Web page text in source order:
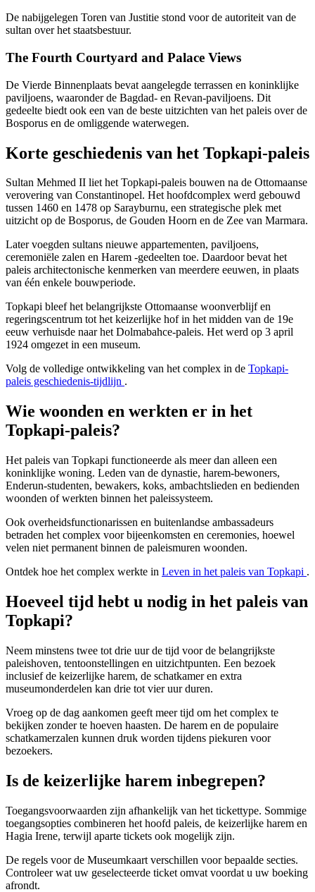
De nabijgelegen Toren van Justitie stond voor de autoriteit van de
sultan over het staatsbestuur.
The Fourth Courtyard and Palace Views
De Vierde Binnenplaats bevat aangelegde terrassen en koninklijke
paviljoens, waaronder de Bagdad- en Revan-paviljoens. Dit
gedeelte biedt ook een van de beste uitzichten van het paleis over de
Bosporus en de omliggende waterwegen.
Korte geschiedenis van het Topkapi-paleis
Sultan Mehmed II liet het Topkapi-paleis bouwen na de Ottomaanse
verovering van Constantinopel. Het hoofdcomplex werd gebouwd
tussen 1460 en 1478 op Sarayburnu, een strategische plek met
uitzicht op de Bosporus, de Gouden Hoorn en de Zee van Marmara.
Later voegden sultans nieuwe appartementen, paviljoens,
ceremoniële zalen en Harem -gedeelten toe. Daardoor bevat het
paleis architectonische kenmerken van meerdere eeuwen, in plaats
van één enkele bouwperiode.
Topkapi bleef het belangrijkste Ottomaanse woonverblijf en
regeringscentrum tot het keizerlijke hof in het midden van de 19e
eeuw verhuisde naar het Dolmabahce-paleis. Het werd op 3 april
1924 omgezet in een museum.
Volg de volledige ontwikkeling van het complex in de Topkapi-
paleis geschiedenis-tijdlijn .
Wie woonden en werkten er in het
Topkapi-paleis?
Het paleis van Topkapi functioneerde als meer dan alleen een
koninklijke woning. Leden van de dynastie, harem-bewoners,
Enderun-studenten, bewakers, koks, ambachtslieden en bedienden
woonden of werkten binnen het paleissysteem.
Ook overheidsfunctionarissen en buitenlandse ambassadeurs
betraden het complex voor bijeenkomsten en ceremonies, hoewel
velen niet permanent binnen de paleismuren woonden.
Ontdek hoe het complex werkte in Leven in het paleis van Topkapi .
Hoeveel tijd hebt u nodig in het paleis van
Topkapi?
Neem minstens twee tot drie uur de tijd voor de belangrijkste
paleishoven, tentoonstellingen en uitzichtpunten. Een bezoek
inclusief de keizerlijke harem, de schatkamer en extra
museumonderdelen kan drie tot vier uur duren.
Vroeg op de dag aankomen geeft meer tijd om het complex te
bekijken zonder te hoeven haasten. De harem en de populaire
schatkamerzalen kunnen druk worden tijdens piekuren voor
bezoekers.
Is de keizerlijke harem inbegrepen?
Toegangsvoorwaarden zijn afhankelijk van het tickettype. Sommige
toegangsopties combineren het hoofd paleis, de keizerlijke harem en
Hagia Irene, terwijl aparte tickets ook mogelijk zijn.
De regels voor de Museumkaart verschillen voor bepaalde secties.
Controleer wat uw geselecteerde ticket omvat voordat u uw boeking
afrondt.